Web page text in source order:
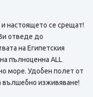
и настоящето се срещат!
отведе до
на Египетския
пълноценна ALL
море. Удобен полет от
вълшебно изживяване!